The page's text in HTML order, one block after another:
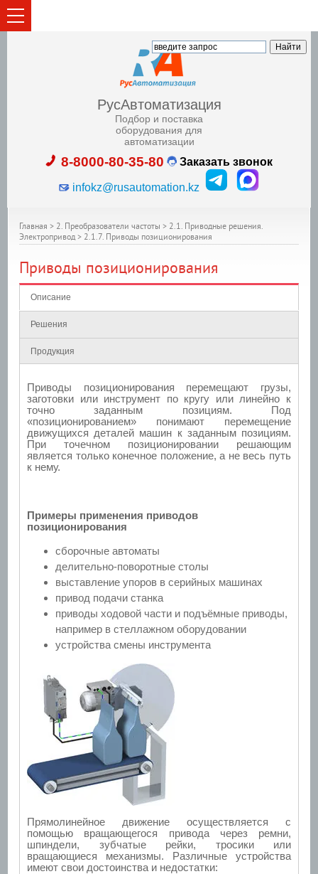
РусАвтоматизация
Подбор и поставка
оборудования для
автоматизации
8-8000-80-35-80 Заказать звонок
infokz@rusautomation.kz
Главная > 2. Преобразователи частоты > 2.1. Приводные решения.
Электропривод> 2.1.7. Приводы позиционирования
Приводы позиционирования
Описание
Решения
Продукция
Приводы позиционирования перемещают грузы,
заготовки или инструмент по кругу или линейно к
точно заданным позициям. Под
«позиционированием» понимают перемещение
движущихся деталей машин к заданным позициям.
При точечном позиционировании решающим
является только конечное положение, а не весь путь
к нему.
Примеры применения приводов
позиционирования
сборочные автоматы
делительно-поворотные столы
выставление упоров в серийных машинах
привод подачи станка
приводы ходовой части и подъёмные приводы,
например в стеллажном оборудовании
устройства смены инструмента
Прямолинейное движение осуществляется с
помощью вращающегося привода через ремни,
шпиндели, зубчатые рейки, тросики или
вращающиеся механизмы. Различные устройства
имеют свои достоинства и недостатки: